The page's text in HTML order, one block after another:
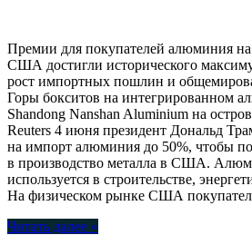
Премии для покупателей алюминия
США достигли исторического
рост импортных пошлин и
Горы бокситов на интегрированном
Shandong Nanshan Aluminium на
Reuters 4 июня президент Дональд
на импорт алюминия до 50%, чтобы
в производство металла в США.
используется в строительстве,
На физическом рынке США
Читать далее »